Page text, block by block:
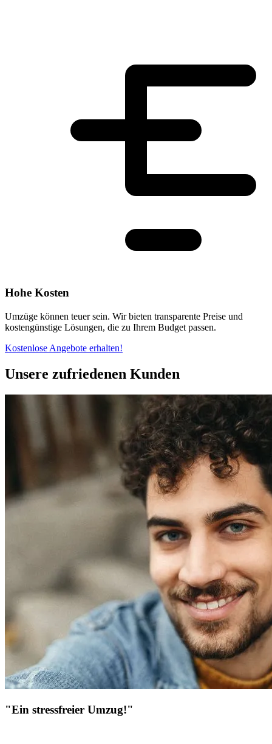
Hohe Kosten
Umzüge können teuer sein. Wir bieten transparente Preise und
kostengünstige Lösungen, die zu Ihrem Budget passen.
Kostenlose Angebote erhalten!
Unsere zufriedenen Kunden
"Ein stressfreier Umzug!"